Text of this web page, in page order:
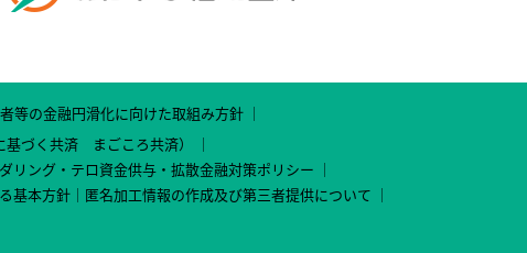
等の金融円滑化に向けた取組み方針
づく共済 まごころ共済）
リング・テロ資金供与・拡散金融対策ポリシー
基本方針
匿名加工情報の作成及び第三者提供について